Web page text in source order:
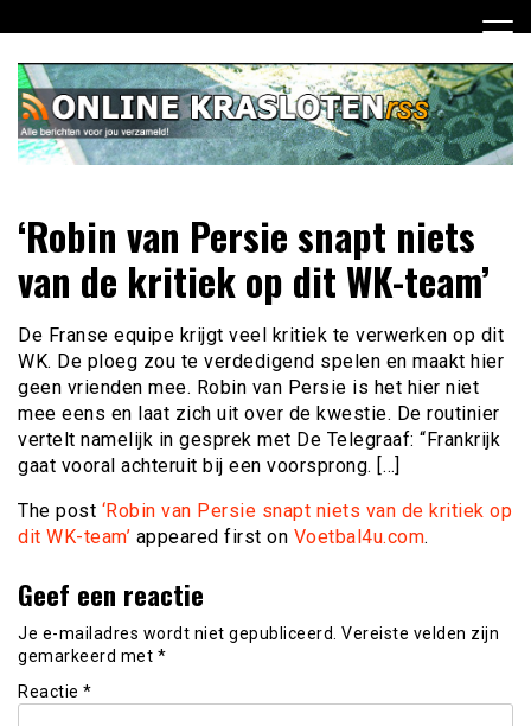
naar
inhoud
Online Krasloten RSS
jou verzameld
‘Robin van Persie snapt niets
van de kritiek op dit WK-team’
De Franse equipe krijgt veel kritiek te verwerken op dit
WK. De ploeg zou te verdedigend spelen en maakt hier
geen vrienden mee. Robin van Persie is het hier niet
mee eens en laat zich uit over de kwestie. De routinier
vertelt namelijk in gesprek met De Telegraaf: “Frankrijk
gaat vooral achteruit bij een voorsprong. […]
The post ‘Robin van Persie snapt niets van de kritiek op
dit WK-team’ appeared first on Voetbal4u.com.
Geef een reactie
Je e-mailadres wordt niet gepubliceerd. Vereiste velden zijn
gemarkeerd met *
Reactie *